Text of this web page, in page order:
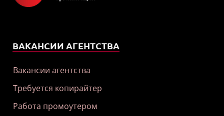
ВАКАНСИИ АГЕНТСТВА
Вакансии агентства
Требуется копирайтер
Работа промоутером